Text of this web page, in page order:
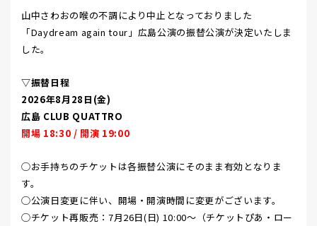
FESTIVALS
MEMBER
山中さわおの喉の不調により中止となっておりました
「Daydream again tour」広島公演の振替公演が決定いたしま
した。
▽振替日程
2026年8月28日(金)
広島 CLUB QUATTRO
開場 18:30 / 開演 19:00
◯お手持ちのチケットは各振替公演にそのまま有効となりま
す。
◯公演日変更に伴い、開場・開演時間に変更がございます。
◯チケット再販売：7月26日(日) 10:00〜（チケットぴあ・ロー